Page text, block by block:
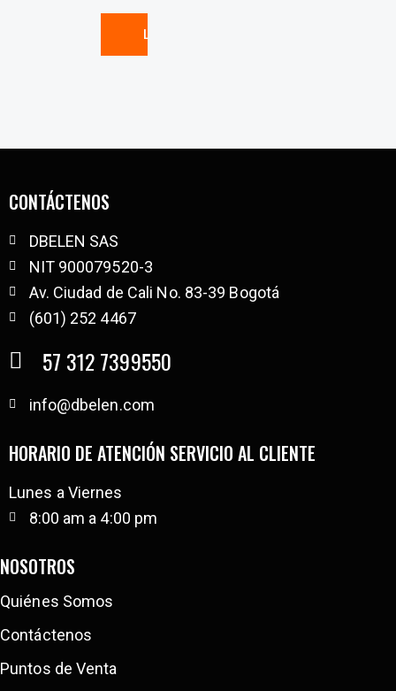
LEER MÁS
CONTÁCTENOS
DBELEN SAS
NIT 900079520-3
Av. Ciudad de Cali No. 83-39 Bogotá
(601) 252 4467
57 312 7399550
info@dbelen.com
HORARIO DE ATENCIÓN SERVICIO AL CLIENTE
Lunes a Viernes
8:00 am a 4:00 pm
NOSOTROS
Quiénes Somos
Contáctenos
Puntos de Venta